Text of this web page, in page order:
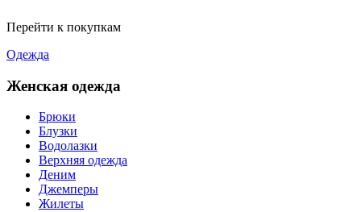
Перейти к покупкам
Одежда
Женская одежда
Брюки
Блузки
Водолазки
Верхняя одежда
Деним
Джемперы
Жилеты